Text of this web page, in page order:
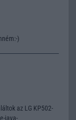
)
az LG KP502-
java-